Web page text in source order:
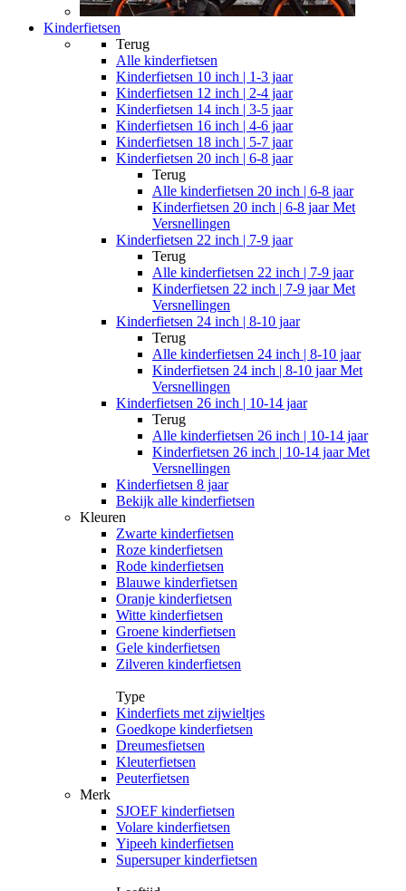
Kinderfietsen
Terug
Alle kinderfietsen
Kinderfietsen 10 inch | 1-3 jaar
Kinderfietsen 12 inch | 2-4 jaar
Kinderfietsen 14 inch | 3-5 jaar
Kinderfietsen 16 inch | 4-6 jaar
Kinderfietsen 18 inch | 5-7 jaar
Kinderfietsen 20 inch | 6-8 jaar
Terug
Alle kinderfietsen 20 inch | 6-8 jaar
Kinderfietsen 20 inch | 6-8 jaar Met
Versnellingen
Kinderfietsen 22 inch | 7-9 jaar
Terug
Alle kinderfietsen 22 inch | 7-9 jaar
Kinderfietsen 22 inch | 7-9 jaar Met
Versnellingen
Kinderfietsen 24 inch | 8-10 jaar
Terug
Alle kinderfietsen 24 inch | 8-10 jaar
Kinderfietsen 24 inch | 8-10 jaar Met
Versnellingen
Kinderfietsen 26 inch | 10-14 jaar
Terug
Alle kinderfietsen 26 inch | 10-14 jaar
Kinderfietsen 26 inch | 10-14 jaar Met
Versnellingen
Kinderfietsen 8 jaar
Bekijk alle kinderfietsen
Kleuren
Zwarte kinderfietsen
Roze kinderfietsen
Rode kinderfietsen
Blauwe kinderfietsen
Oranje kinderfietsen
Witte kinderfietsen
Groene kinderfietsen
Gele kinderfietsen
Zilveren kinderfietsen
Type
Kinderfiets met zijwieltjes
Goedkope kinderfietsen
Dreumesfietsen
Kleuterfietsen
Peuterfietsen
Merk
SJOEF kinderfietsen
Volare kinderfietsen
Yipeeh kinderfietsen
Supersuper kinderfietsen